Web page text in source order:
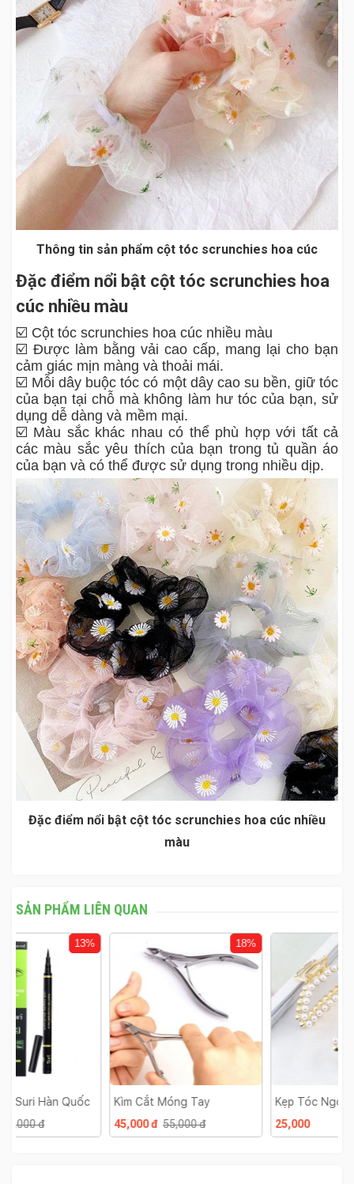
Thông tin sản phẩm cột tóc scrunchies hoa cúc
Đặc điểm nổi bật cột tóc scrunchies hoa
cúc nhiều màu
☑️ Cột tóc scrunchies hoa cúc nhiều màu
☑️ Được làm bằng vải cao cấp, mang lại cho bạn
cảm giác mịn màng và thoải mái.
☑️ Mỗi dây buộc tóc có một dây cao su bền, giữ tóc
của bạn tại chỗ mà không làm hư tóc của bạn, sử
dụng dễ dàng và mềm mại.
☑️ Màu sắc khác nhau có thể phù hợp với tất cả
các màu sắc yêu thích của bạn trong tủ quần áo
của bạn và có thể được sử dụng trong nhiều dịp.
Đặc điểm nổi bật cột tóc scrunchies hoa cúc nhiều
màu
SẢN PHẨM LIÊN QUAN
Kìm Cắt Móng Tay
45,000 đ
55,000 đ
Kẹp Tóc Ngọc Trai
25,000